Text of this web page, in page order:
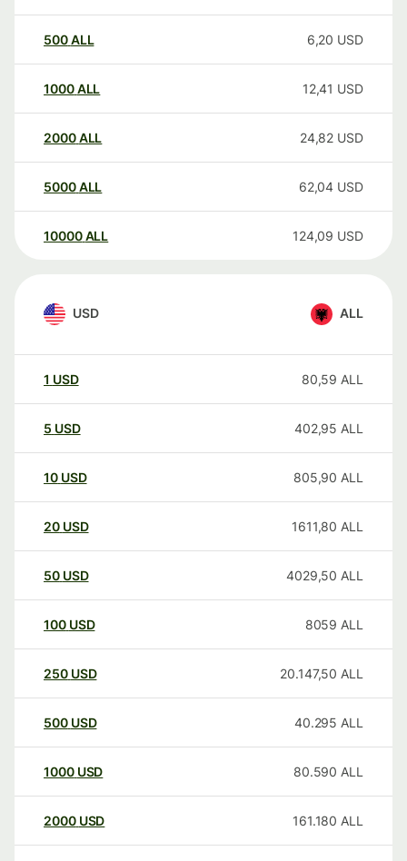
500ALL 6,20 USD
1000ALL 12,41 USD
2000ALL 24,82 USD
5000ALL 62,04 USD
10000 ALL 124,09 USD
USD ALL
1 USD 80,59 ALL
5 USD 402,95 ALL
10 USD 805,90 ALL
20 USD 1611,80 ALL
50 USD 4029,50 ALL
100 USD 8059 ALL
250 USD 20.147,50 ALL
500 USD 40.295 ALL
1000 USD 80.590 ALL
2000 USD 161.180 ALL